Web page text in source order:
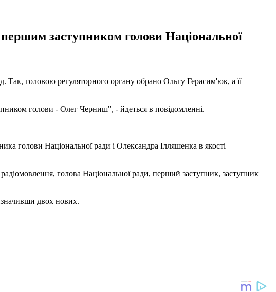
заступником голови Національної
Так, головою регуляторного органу обрано Ольгу Герасим'юк, а її
голови - Олег Черниш", - йдеться в повідомленні.
голови Національної ради і Олександра Ілляшенка в якості
голова Національної ради, перший заступник, заступник
двох нових.